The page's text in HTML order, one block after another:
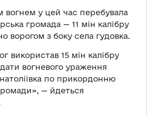
вогнем у цей час перебувала
громада — 11 мін калібру
ворогом з боку села гудовка.
використав 15 мін калібру
вогневого ураження
по прикордонню
— йдеться